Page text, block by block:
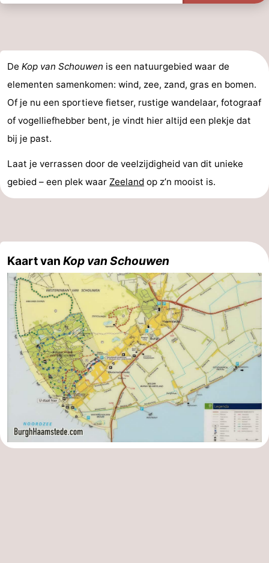
De Kop van Schouwen is een natuurgebied waar de
elementen samenkomen: wind, zee, zand, gras en bomen.
Of je nu een sportieve fietser, rustige wandelaar, fotograaf
of vogelliefhebber bent, je vindt hier altijd een plekje dat
bij je past.
Laat je verrassen door de veelzijdigheid van dit unieke
gebied – een plek waar Zeeland op z’n mooist is.
Kaart van Kop van Schouwen